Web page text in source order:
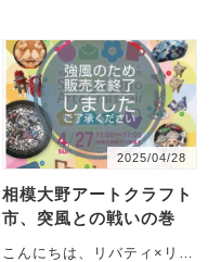
2025/04/28
相模大野アートクラフト
市、突風との戦いの巻
こんにちは、リバティ×リバ